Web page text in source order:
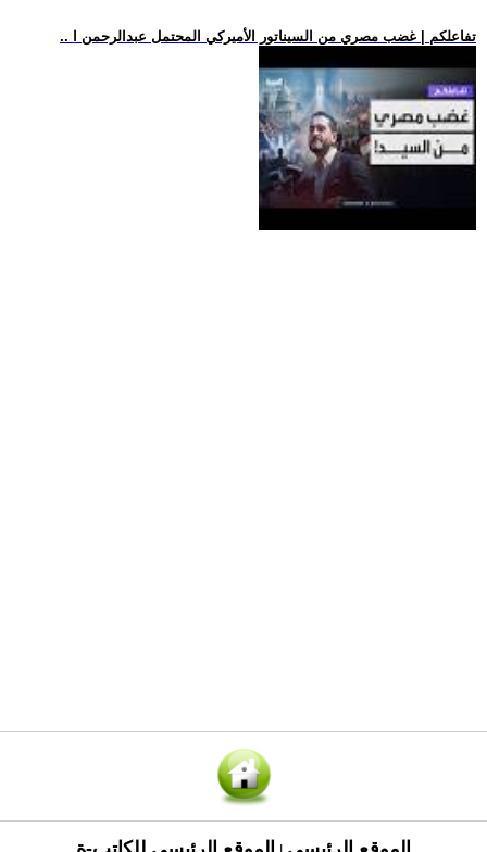
.. تفاعلكم | غضب مصري من السيناتور الأميركي المحتمل عبدالرحمن ا